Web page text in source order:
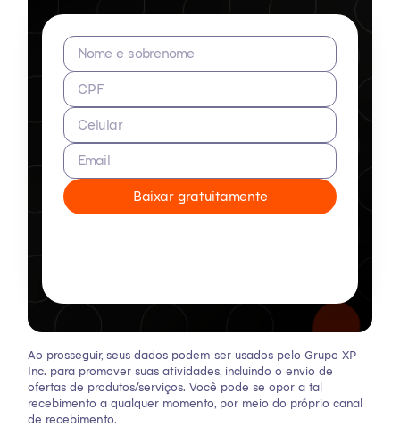
Nome e sobrenome
CPF
Celular
Email
Baixar gratuitamente
Ao prosseguir, seus dados podem ser usados pelo Grupo XP
Inc. para promover suas atividades, incluindo o envio de
ofertas de produtos/serviços. Você pode se opor a tal
recebimento a qualquer momento, por meio do próprio canal
de recebimento.